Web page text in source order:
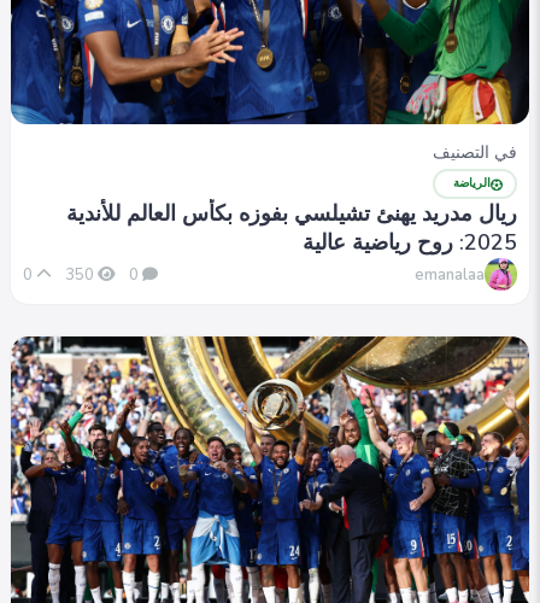
في التصنيف
الرياضة
ريال مدريد يهنئ تشيلسي بفوزه بكأس العالم للأندية
2025: روح رياضية عالية
emanalaa
0
350